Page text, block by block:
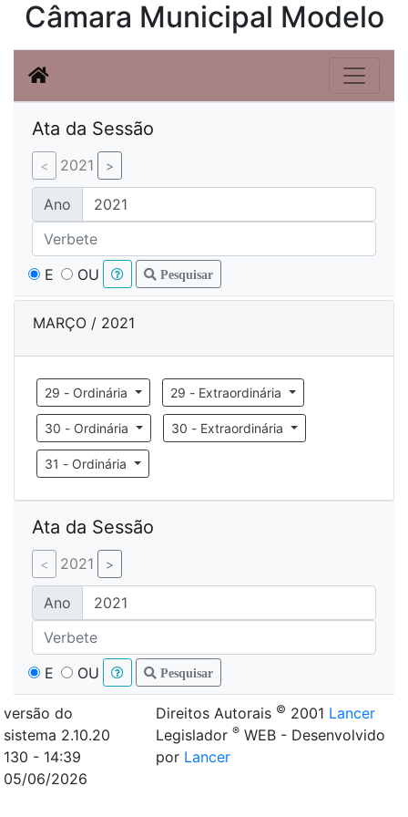
Câmara Municipal Modelo
Ata da Sessão
2021
Ano
E OU Pesquisar
MARÇO / 2021
29 - Ordinária 29 - Extraordinária
30 - Ordinária 30 - Extraordinária
31 - Ordinária
Ata da Sessão
2021
Ano
E OU Pesquisar
Direitos Autorais © 2001 Lancer
Legislador® WEB - Desenvolvido
por Lancer
versão do
sistema 2.10.20
130 - 14:39
05/06/2026